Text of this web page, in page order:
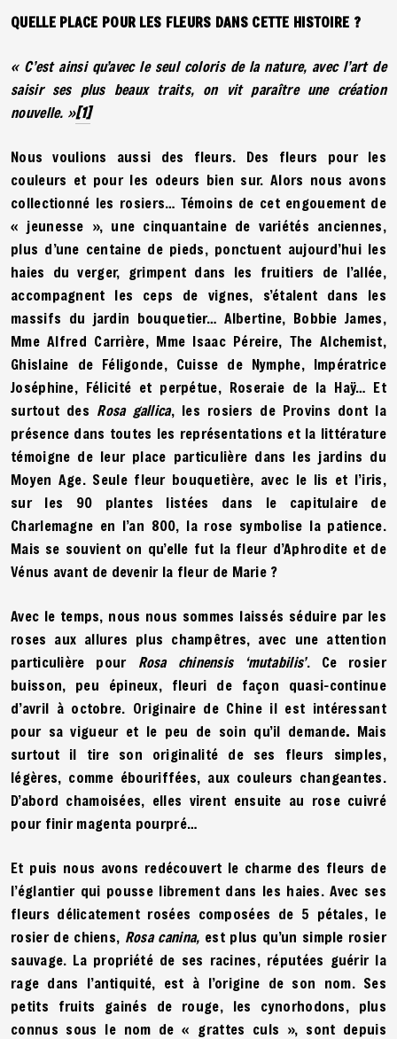
QUELLE PLACE POUR LES FLEURS DANS CETTE HISTOIRE ?
« C’est ainsi qu’avec le seul coloris de la nature, avec l’art de
saisir ses plus beaux traits, on vit paraître une création
nouvelle. »[1]
Nous voulions aussi des fleurs. Des fleurs pour les
couleurs et pour les odeurs bien sur. Alors nous avons
collectionné les rosiers… Témoins de cet engouement de
« jeunesse », une cinquantaine de variétés anciennes,
plus d’une centaine de pieds, ponctuent aujourd’hui les
haies du verger, grimpent dans les fruitiers de l’allée,
accompagnent les ceps de vignes, s’étalent dans les
massifs du jardin bouquetier… Albertine, Bobbie James,
Mme Alfred Carrière, Mme Isaac Péreire, The Alchemist,
Ghislaine de Féligonde, Cuisse de Nymphe, Impératrice
Joséphine, Félicité et perpétue, Roseraie de la Haÿ… Et
surtout des Rosa gallica, les rosiers de Provins dont la
présence dans toutes les représentations et la littérature
témoigne de leur place particulière dans les jardins du
Moyen Age. Seule fleur bouquetière, avec le lis et l’iris,
sur les 90 plantes listées dans le capitulaire de
Charlemagne en l’an 800, la rose symbolise la patience.
Mais se souvient on qu’elle fut la fleur d’Aphrodite et de
Vénus avant de devenir la fleur de Marie ?
Avec le temps, nous nous sommes laissés séduire par les
roses aux allures plus champêtres, avec une attention
particulière pour Rosa chinensis ‘mutabilis’. Ce rosier
buisson, peu épineux, fleuri de façon quasi-continue
d’avril à octobre. Originaire de Chine il est intéressant
pour sa vigueur et le peu de soin qu’il demande. Mais
surtout il tire son originalité de ses fleurs simples,
légères, comme ébouriffées, aux couleurs changeantes.
D’abord chamoisées, elles virent ensuite au rose cuivré
pour finir magenta pourpré…
Et puis nous avons redécouvert le charme des fleurs de
l’églantier qui pousse librement dans les haies. Avec ses
fleurs délicatement rosées composées de 5 pétales, le
rosier de chiens, Rosa canina, est plus qu’un simple rosier
sauvage. La propriété de ses racines, réputées guérir la
rage dans l’antiquité, est à l’origine de son nom. Ses
petits fruits gainés de rouge, les cynorhodons, plus
connus sous le nom de « grattes culs », sont depuis